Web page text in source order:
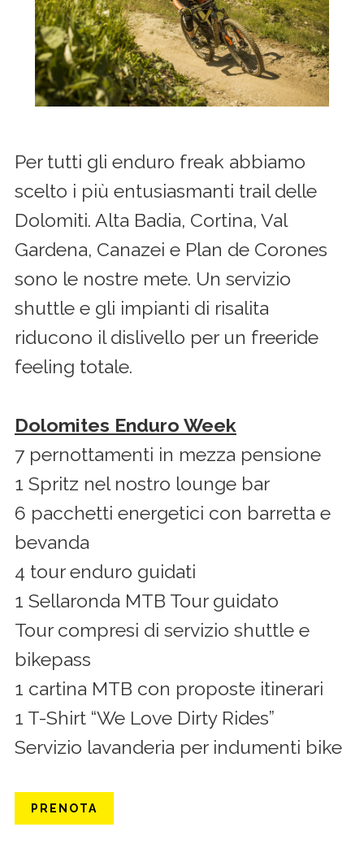
Per tutti gli enduro freak abbiamo
scelto i più entusiasmanti trail delle
Dolomiti. Alta Badia, Cortina, Val
Gardena, Canazei e Plan de Corones
sono le nostre mete. Un servizio
shuttle e gli impianti di risalita
riducono il dislivello per un freeride
feeling totale.
Dolomites Enduro Week
7 pernottamenti in mezza pensione
1 Spritz nel nostro lounge bar
6 pacchetti energetici con barretta e
bevanda
4 tour enduro guidati
1 Sellaronda MTB Tour guidato
Tour compresi di servizio shuttle e
bikepass
1 cartina MTB con proposte itinerari
1 T-Shirt “We Love Dirty Rides”
Servizio lavanderia per indumenti bike
PRENOTA